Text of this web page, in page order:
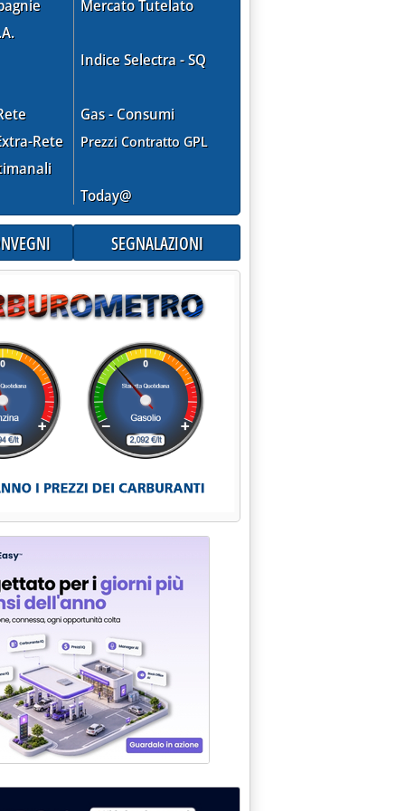
Rete
Mercato Tutelato
Indice Selectra - SQ
Gas - Consumi
Prezzi Contratto GPL
Today@
SEGNALAZIONI